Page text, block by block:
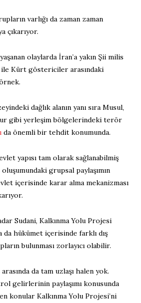
varlığı da zaman zaman
çıkarıyor.
yaşanan olaylarda İran’a yakın Şii milis
Kürt göstericiler arasındaki
dağlık alanın yanı sıra Musul,
gibi yerleşim bölgelerindeki terör
da önemli bir tehdit konumunda.
yapısı tam olarak sağlanabilmiş
grupsal paylaşımın
içerisinde karar alma mekanizması
Sudani, Kalkınma Yolu Projesi
da hükümet içerisinde farklı dış
bulunması zorlayıcı olabilir.
da tam uzlaşı halen yok.
gelirlerinin paylaşımı konusunda
konular Kalkınma Yolu Projesi’ni